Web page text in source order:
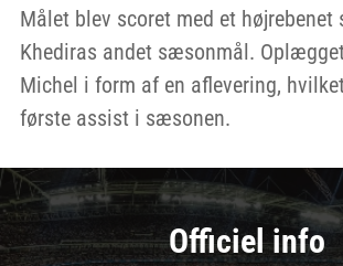
Målet blev scoret med et højrebenet
Khediras andet sæsonmål.
Michel i form af en aflevering,
første assist i sæsonen.
Officiel info